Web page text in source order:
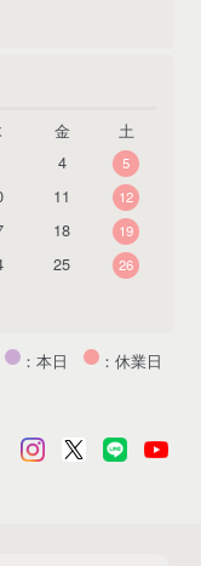
金
土
4
5
11
12
18
19
25
26
：本日 ：休業日